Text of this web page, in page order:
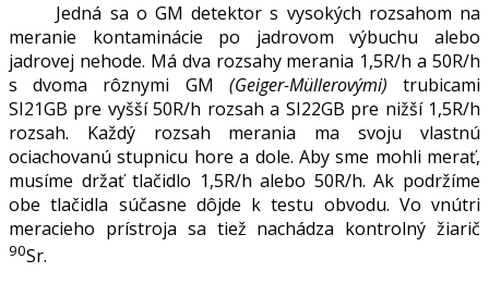
Jedná sa o GM detektor s vysokých rozsahom na
meranie kontaminácie po jadrovom výbuchu alebo
jadrovej nehode. Má dva rozsahy merania 1,5R/h a 50R/h
s dvoma rôznymi GM (Geiger-Müllerovými) trubicami
SI21GB pre vyšší 50R/h rozsah a SI22GB pre nižší 1,5R/h
rozsah. Každý rozsah merania ma svoju vlastnú
ociachovanú stupnicu hore a dole. Aby sme mohli merať,
musíme držať tlačidlo 1,5R/h alebo 50R/h. Ak podržíme
obe tlačidla súčasne dôjde k testu obvodu. Vo vnútri
meracieho prístroja sa tiež nachádza kontrolný žiarič
90Sr.